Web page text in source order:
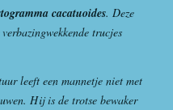
cacatuoides. Deze
trucjes
leeft een mannetje niet met
Hij is de trotse bewaker